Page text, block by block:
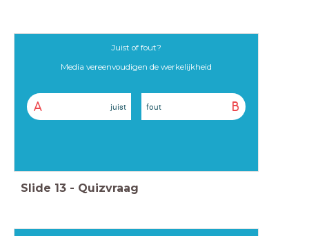
Juist of fout?
Media vereenvoudigen de werkelijkheid
A juist B
fout
Slide 13 - Quizvraag